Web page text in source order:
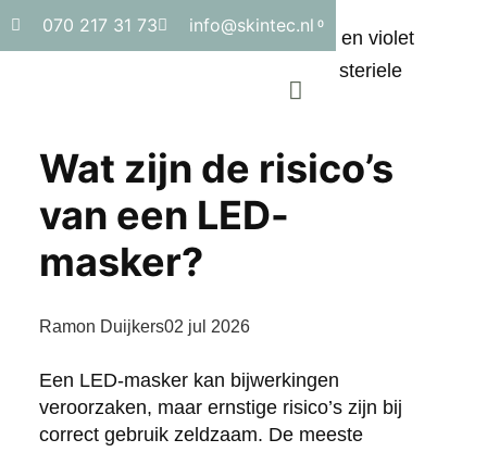
070 217 31 73 info@skintec.nl 0
Wat zijn de risico’s
van een LED-
masker?
Ramon Duijkers02 jul 2026
Een LED-masker kan bijwerkingen
veroorzaken, maar ernstige risico’s zijn bij
correct gebruik zeldzaam. De meeste